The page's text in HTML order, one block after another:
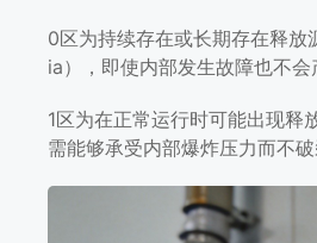
0区为持续存在或长期存在释
ia），即使内部发生故障也不会
1区为在正常运行时可能出现
需能够承受内部爆炸压力而不破